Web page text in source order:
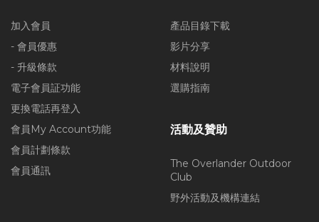
加入會員
- 會員優惠
- 升級條款
電子會員証功能
更換電話再登入
會員My Account功能
會員計劃條款
會員通訊
產品目錄下載
影片分享
材料說明
選購指南
活動及贊助
The Overlander Outdoor
Club
野外活動及機構連結